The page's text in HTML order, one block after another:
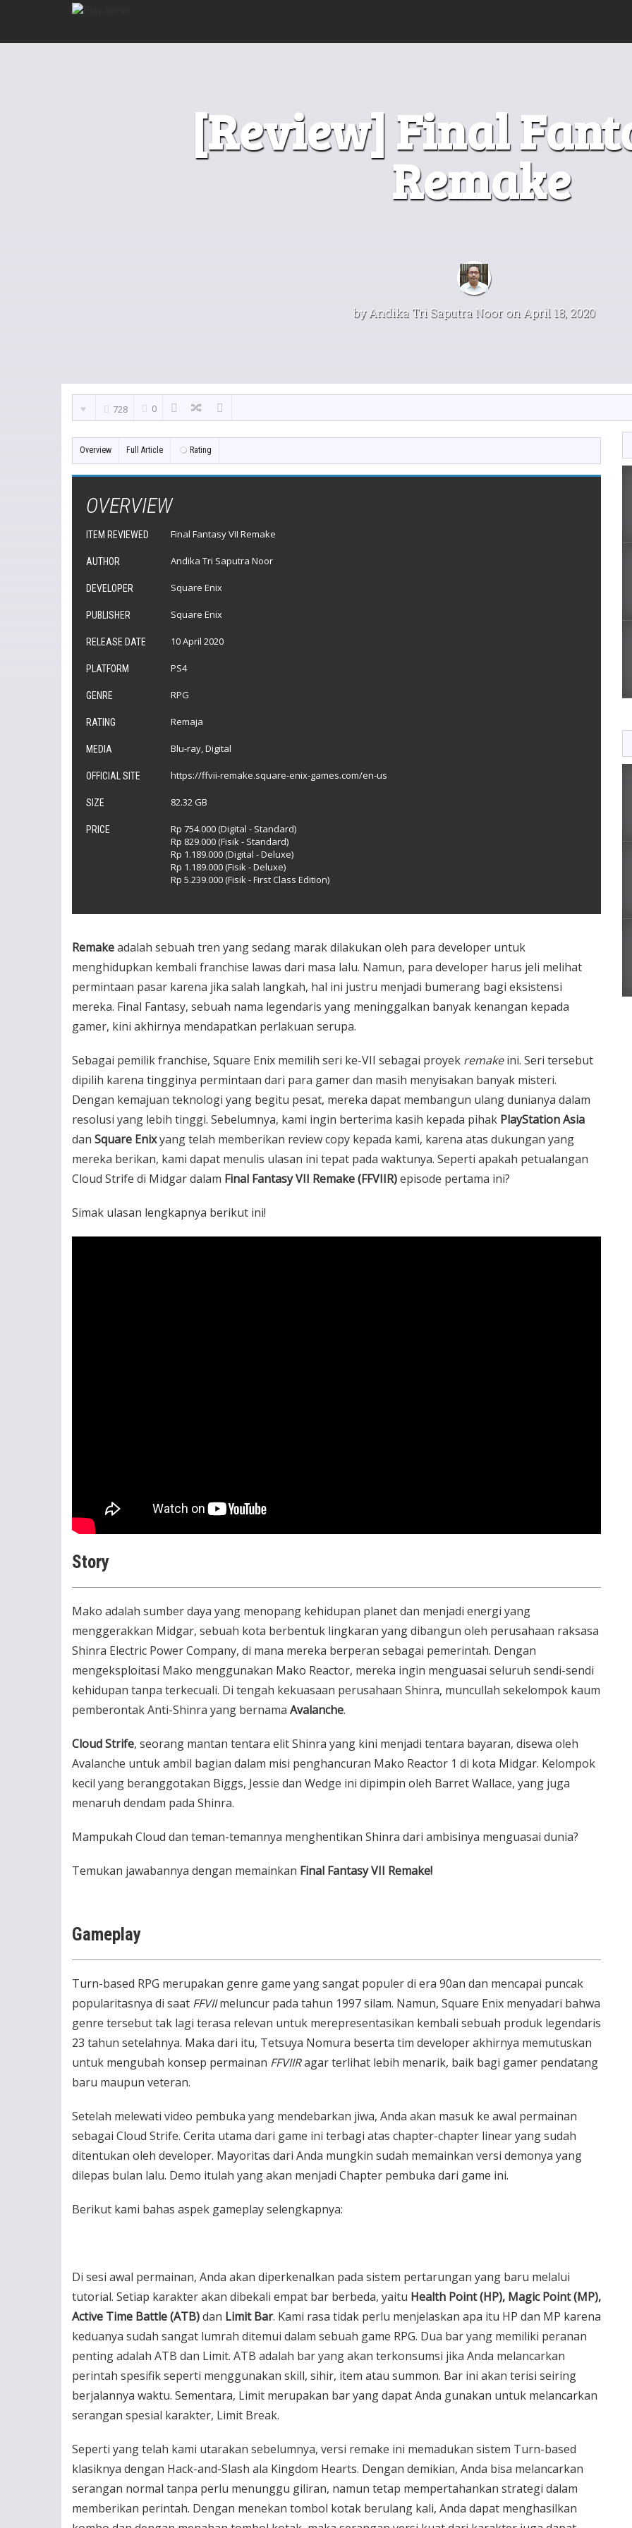
[Review] Final
Remake
by Andika Tri Saputra Nooron April 18, 2020
728 0
Overview Full Article Rating
OVERVIEW
ITEM REVIEWED Final Fantasy VII Remake
AUTHOR Andika Tri Saputra Noor
DEVELOPER Square Enix
PUBLISHER Square Enix
RELEASE DATE 10 April 2020
PLATFORM PS4
GENRE RPG
RATING Remaja
MEDIA Blu-ray, Digital
OFFICIAL SITE https://ffvii-remake.square-enix-games.com/en-us
SIZE 82.32 GB
PRICE
Rp 754.000 (Digital - Standard)
Rp 829.000 (Fisik - Standard)
Rp 1.189.000 (Digital - Deluxe)
Rp 1.189.000 (Fisik - Deluxe)
Rp 5.239.000 (Fisik - First Class Edition)
Remakeadalah sebuah tren yang sedang marak dilakukan oleh para developer untuk
menghidupkan kembali franchise lawas dari masa lalu. Namun, para developer harus jeli melihat
permintaan pasar karena jika salah langkah, hal ini justru menjadi bumerang bagi eksistensi
mereka. Final Fantasy, sebuah nama legendaris yang meninggalkan banyak kenangan kepada
gamer, kini akhirnya mendapatkan perlakuan serupa.
Sebagai pemilik franchise, Square Enix memilih seri ke-VII sebagai proyek remakeini. Seri tersebut
dipilih karena tingginya permintaan dari para gamer dan masih menyisakan banyak misteri.
Dengan kemajuan teknologi yang begitu pesat, mereka dapat membangun ulang dunianya dalam
resolusi yang lebih tinggi. Sebelumnya, kami ingin berterima kasih kepada pihak PlayStation Asia
dan Square Enixyang telah memberikan review copy kepada kami, karena atas dukungan yang
mereka berikan, kami dapat menulis ulasan ini tepat pada waktunya. Seperti apakah petualangan
Cloud Strife di Midgar dalam Final Fantasy VII Remake (FFVIIR)episode pertama ini?
Simak ulasan lengkapnya berikut ini!
Story
Mako adalah sumber daya yang menopang kehidupan planet dan menjadi energi yang
menggerakkan Midgar, sebuah kota berbentuk lingkaran yang dibangun oleh perusahaan raksasa
Shinra Electric Power Company, di mana mereka berperan sebagai pemerintah. Dengan
mengeksploitasi Mako menggunakan Mako Reactor, mereka ingin menguasai seluruh sendi-sendi
kehidupan tanpa terkecuali. Di tengah kekuasaan perusahaan Shinra, muncullah sekelompok kaum
pemberontak Anti-Shinra yang bernama Avalanche.
Cloud Strife, seorang mantan tentara elit Shinra yang kini menjadi tentara bayaran, disewa oleh
Avalanche untuk ambil bagian dalam misi penghancuran Mako Reactor 1 di kota Midgar. Kelompok
kecil yang beranggotakan Biggs, Jessie dan Wedge ini dipimpin oleh Barret Wallace, yang juga
menaruh dendam pada Shinra.
Mampukah Cloud dan teman-temannya menghentikan Shinra dari ambisinya menguasai dunia?
Temukan jawabannya dengan memainkan Final Fantasy VII Remake!
Gameplay
Turn-based RPG merupakan genre game yang sangat populer di era 90an dan mencapai puncak
popularitasnya di saat FFVIImeluncur pada tahun 1997 silam. Namun, Square Enix menyadari bahwa
genre tersebut tak lagi terasa relevan untuk merepresentasikan kembali sebuah produk legendaris
23 tahun setelahnya. Maka dari itu, Tetsuya Nomura beserta tim developer akhirnya memutuskan
untuk mengubah konsep permainan FFVIIRagar terlihat lebih menarik, baik bagi gamer pendatang
baru maupun veteran.
Setelah melewati video pembuka yang mendebarkan jiwa, Anda akan masuk ke awal permainan
sebagai Cloud Strife. Cerita utama dari game ini terbagi atas chapter-chapter linear yang sudah
ditentukan oleh developer. Mayoritas dari Anda mungkin sudah memainkan versi demonya yang
dilepas bulan lalu. Demo itulah yang akan menjadi Chapter pembuka dari game ini.
Berikut kami bahas aspek gameplay selengkapnya:
Di sesi awal permainan, Anda akan diperkenalkan pada sistem pertarungan yang baru melalui
tutorial. Setiap karakter akan dibekali empat bar berbeda, yaitu Health Point (HP), Magic Point (MP),
Active Time Battle (ATB)dan Limit Bar. Kami rasa tidak perlu menjelaskan apa itu HP dan MP karena
keduanya sudah sangat lumrah ditemui dalam sebuah game RPG. Dua bar yang memiliki peranan
penting adalah ATB dan Limit. ATB adalah bar yang akan terkonsumsi jika Anda melancarkan
perintah spesifik seperti menggunakan skill, sihir, item atau summon. Bar ini akan terisi seiring
berjalannya waktu. Sementara, Limit merupakan bar yang dapat Anda gunakan untuk melancarkan
serangan spesial karakter, Limit Break.
Seperti yang telah kami utarakan sebelumnya, versi remake ini memadukan sistem Turn-based
klasiknya dengan Hack-and-Slash ala Kingdom Hearts. Dengan demikian, Anda bisa melancarkan
serangan normal tanpa perlu menunggu giliran, namun tetap mempertahankan strategi dalam
memberikan perintah. Dengan menekan tombol kotak berulang kali, Anda dapat menghasilkan